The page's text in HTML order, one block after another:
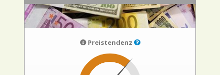
Preistendenz